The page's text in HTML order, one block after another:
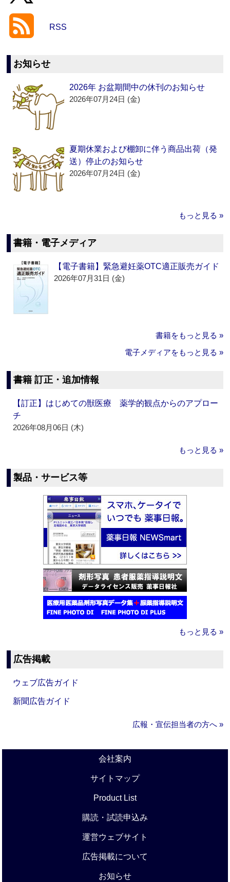
RSS
お知らせ
2026年 お盆期間中の休刊のお知らせ
2026年07月24日 (金)
夏期休業および棚卸に伴う商品出荷（発
送）停止のお知らせ
2026年07月24日 (金)
もっと見る »
書籍・電子メディア
【電子書籍】緊急避妊薬OTC適正販売ガイド
2026年07月31日 (金)
書籍をもっと見る »
電子メディアをもっと見る »
書籍 訂正・追加情報
【訂正】はじめての獣医療 薬学的観点からのアプロー
チ
2026年08月06日 (木)
もっと見る »
製品・サービス等
もっと見る »
広告掲載
ウェブ広告ガイド
新聞広告ガイド
広報・宣伝担当者の方へ »
会社案内
サイトマップ
Product List
購読・試読申込み
運営ウェブサイト
広告掲載について
お知らせ